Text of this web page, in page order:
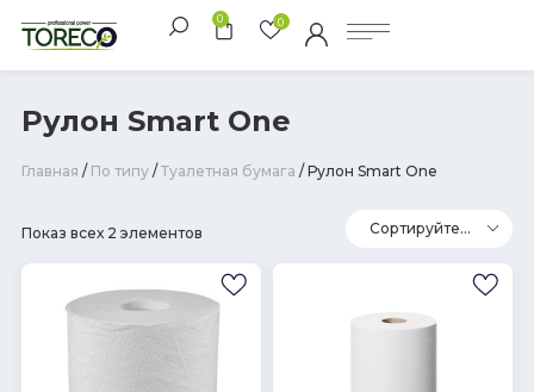
0 0
Рулон Smart One
Главная / По типу / Туалетная бумага / Рулон Smart One
Показ всех 2 элементов